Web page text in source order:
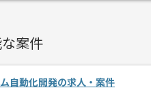
案件
自動化開発の求人・案件